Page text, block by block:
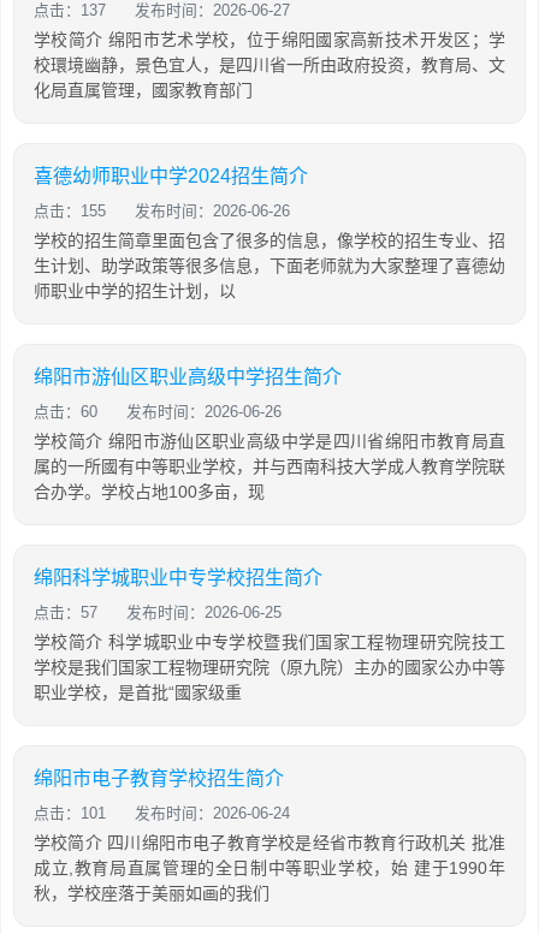
点击：137 发布时间：2026-06-27
学校简介 绵阳市艺术学校，位于绵阳國家高新技术开发区；学
校環境幽静，景色宜人，是四川省一所由政府投资，教育局、文
化局直属管理，國家教育部门
喜德幼师职业中学2024招生简介
点击：155 发布时间：2026-06-26
学校的招生简章里面包含了很多的信息，像学校的招生专业、招
生计划、助学政策等很多信息，下面老师就为大家整理了喜德幼
师职业中学的招生计划，以
绵阳市游仙区职业高级中学招生简介
点击：60 发布时间：2026-06-26
学校简介 绵阳市游仙区职业高级中学是四川省绵阳市教育局直
属的一所國有中等职业学校，并与西南科技大学成人教育学院联
合办学。学校占地100多亩，现
绵阳科学城职业中专学校招生简介
点击：57 发布时间：2026-06-25
学校简介 科学城职业中专学校暨我们国家工程物理研究院技工
学校是我们国家工程物理研究院（原九院）主办的國家公办中等
职业学校，是首批“國家级重
绵阳市电子教育学校招生简介
点击：101 发布时间：2026-06-24
学校简介 四川绵阳市电子教育学校是经省市教育行政机关 批准
成立,教育局直属管理的全日制中等职业学校，始 建于1990年
秋，学校座落于美丽如画的我们